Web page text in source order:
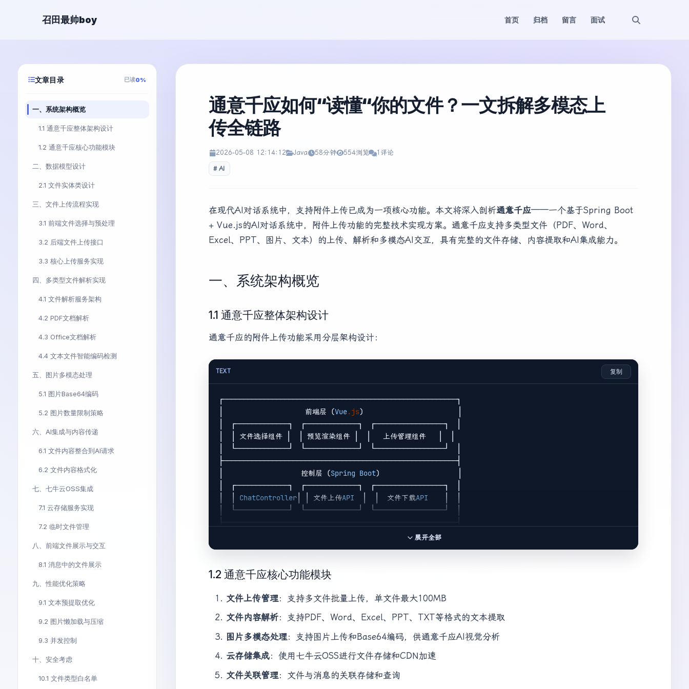
召田最帅boy 首页 归档 留言 面试
文章目录 已读0%
一、系统架构概览
1.1 通意千应整体架构设计
1.2 通意千应核心功能模块
二、数据模型设计
2.1 文件实体类设计
三、文件上传流程实现
3.1 前端文件选择与预处理
3.2 后端文件上传接口
3.3 核心上传服务实现
四、多类型文件解析实现
4.1 文件解析服务架构
4.2 PDF文档解析
4.3 Office文档解析
4.4 文本文件智能编码检测
五、图片多模态处理
5.1 图片Base64编码
5.2 图片数量限制策略
六、AI集成与内容传递
6.1 文件内容整合到AI请求
6.2 文件内容格式化
七、七牛云OSS集成
7.1 云存储服务实现
7.2 临时文件管理
八、前端文件展示与交互
8.1 消息中的文件展示
九、性能优化策略
9.1 文本预提取优化
9.2 图片懒加载与压缩
9.3 并发控制
十、安全考虑
10.1 文件类型白名单
通意千应如何“读懂“你的文件？一文拆解多模态上
传全链路
2026-05-08 12:14:12 Java 58分钟 554浏览 1评论
AI
在现代AI对话系统中，支持附件上传已成为一项核心功能。本文将深入剖析通意千应——一个基于Spring Boot
+ Vue.js的AI对话系统中，附件上传功能的完整技术实现方案。通意千应支持多类型文件（PDF、Word、
Excel、PPT、图片、文本）的上传、解析和多模态AI交互，具有完整的文件存储、内容提取和AI集成能力。
一、系统架构概览
1.1 通意千应整体架构设计
通意千应的附件上传功能采用分层架构设计：
TEXT 复制
┌─────────────────────────────────────────────────────────┐
│                    前端层 (Vue.js)                       │
│  ┌─────────────┐  ┌─────────────┐  ┌─────────────────┐  │
│  │ 文件选择组件 │  │ 预览渲染组件 │  │   上传管理组件   │  │
│  └─────────────┘  └─────────────┘  └─────────────────┘  │
├─────────────────────────────────────────────────────────┤
│                   控制层 (Spring Boot)                   │
│  ┌─────────────┐  ┌─────────────┐  ┌─────────────────┐  │
│  │ ChatController │ │ 文件上传API
  │  │  文件下载
API
    │  │
│  └─────────────┘  └─────────────┘  └─────────────────┘  │
)                 │
│  └─────────────┘  └─────────────┘  └─────────────────┘  │
│                   数据层 (Data Layer
)                    │
│  │ ChatFile
   │  │
MyBatis
   │  │   七牛云
OSS
     │  │
│  │ Entity
    │  │
Mapper
   │  │                 │  │
展开全部
1.2 通意千应核心功能模块
文件上传管理 ：支持多文件批量上传，单文件最大100MB
文件内容解析：支持PDF、Word、Excel、PPT、TXT等格式的文本提取
图片多模态处理 ：支持图片上传和Base64编码，供通意千应AI视觉分析
云存储集成：使用七牛云OSS进行文件存储和CDN加速
文件关联管理 ：文件与消息的关联存储和查询